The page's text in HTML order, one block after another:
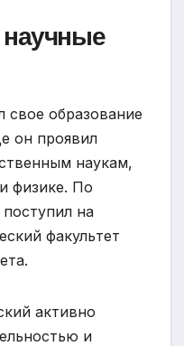
свое образование
он проявил
наукам,
физике. По
на
факультет
активно
и